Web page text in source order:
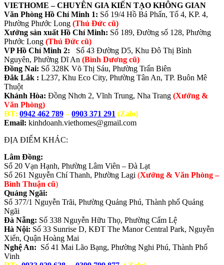
VIETHOME – CHUYÊN GIA KIẾN TẠO KHÔNG GIAN
Văn Phòng Hồ Chí Minh 1: Số 19/4 Hồ Bá Phấn, Tổ 4, KP. 4,
Phường Phước Long (Thủ Đức cũ)
Xưởng sản xuất Hồ Chí Minh: Số 189, Đường số 128, Phường
Phước Long (Thủ Đức cũ)
VP Hồ Chí Minh 2: Số 43 Đường D5, Khu Đô Thị Bình
Nguyên, Phường Dĩ An (Bình Dương cũ)
Đồng Nai: Số 328K Võ Thị Sáu, Phường Trấn Biên
Đắk Lắk : L237, Khu Eco City, Phường Tân An, TP. Buôn Mê
Thuột
Khánh Hòa: Đồng Nhơn 2, Vĩnh Trung, Nha Trang (Xưởng &
Văn Phòng)
ĐT: 0942 462 789–0903 371 291 (Zalo)
Email: kinhdoanh.viethomes@gmail.com
ĐỊA ĐIỂM KHÁC:
Lâm Đồng:
Số 20 Vạn Hạnh, Phường Lâm Viên – Đà Lạt
Số 261 Nguyễn Chí Thanh, Phường Lagi (Xưởng & Văn Phòng –
Bình Thuận cũ)
Quảng Ngãi:
Số 377/1 Nguyễn Trãi, Phường Quảng Phú, Thành phố Quảng
Ngãi
Đà Nẵng: Số 338 Nguyễn Hữu Thọ, Phường Cẩm Lệ
Hà Nội: Số 33 Sunrise D, KĐT The Manor Central Park, Nguyễn
Xiển, Quận Hoàng Mai
Nghệ An: Số 41 Mai Lão Bạng, Phường Nghi Phú, Thành Phố
Vinh